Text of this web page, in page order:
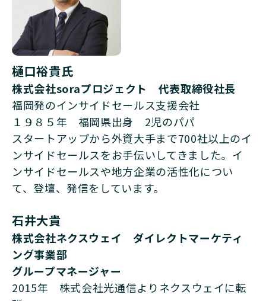
樋口裕貴氏
株式会社soraプロジェクト 代表取締役社長
福岡発のインサイドセールス支援会社
１９８５年 福岡県出身 2児のパパ
スタートアップから外資大手まで700社以上のイ
ンサイドセールスをお手伝いしてきました。イ
ンサイドセールスや地方企業の活性化につい
て、登壇、発信をしています。
石井大貴
株式会社ネクスウェイ ダイレクトマーケティ
ング事業部
グループマネージャー
2015年 株式会社光通信よりネクスウェイに転